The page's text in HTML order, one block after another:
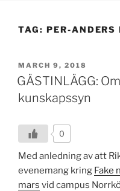
TAG: PER-ANDERS
POSTED
ON
MARCH 9, 2018
GÄSTINLÄGG:
kunskapssyn
0
Med anledning av att
evenemang kring Fake
mars vid campus